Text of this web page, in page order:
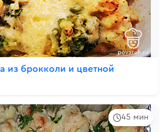
из брокколи и цветной
45 мин